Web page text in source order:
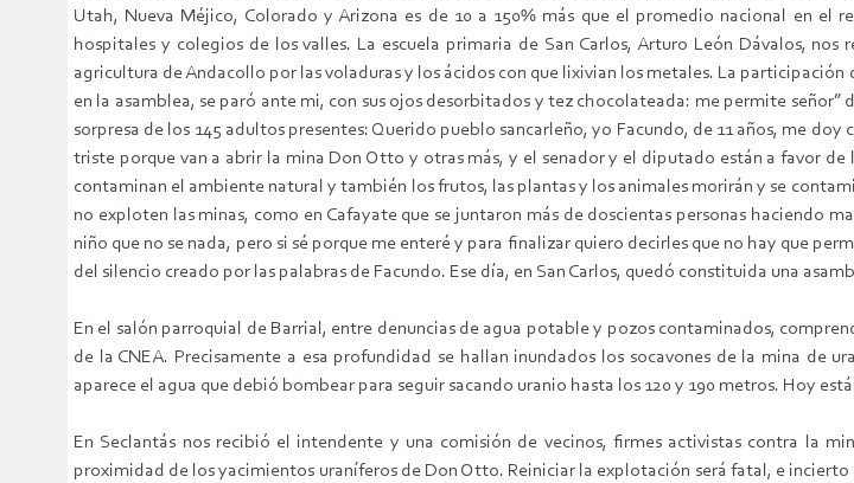
Utah, Nueva Méjico, Colorado y Arizona es de 10 a 150% más que el promedio nacional en el
hospitales y colegios de los valles. La escuela primaria de San Carlos, Arturo León Dávalos,
agricultura de Andacollo por las voladuras y los ácidos con que lixivian los metales. La participación
en la asamblea, se paró ante mi, con sus ojos desorbitados y tez chocolateada: me permite
sorpresa de los 145 adultos presentes: Querido pueblo sancarleño, yo Facundo, de 11 años, me
triste porque van a abrir la mina Don Otto y otras más, y el senador y el diputado están a favor
contaminan el ambiente natural y también los frutos, las plantas y los animales morirán y se
no exploten las minas, como en Cafayate que se juntaron más de doscientas personas haciendo
niño que no se nada, pero si sé porque me enteré y para finalizar quiero decirles que no hay que
del silencio creado por las palabras de Facundo. Ese día, en San Carlos, quedó constituida una
En el salón parroquial de Barrial, entre denuncias de agua potable y pozos contaminados,
de la CNEA. Precisamente a esa profundidad se hallan inundados los socavones de la mina de
aparece el agua que debió bombear para seguir sacando uranio hasta los 120 y 190 metros. Hoy
En Seclantás nos recibió el intendente y una comisión de vecinos, firmes activistas contra la
proximidad de los yacimientos uraníferos de Don Otto. Reiniciar la explotación será fatal, e